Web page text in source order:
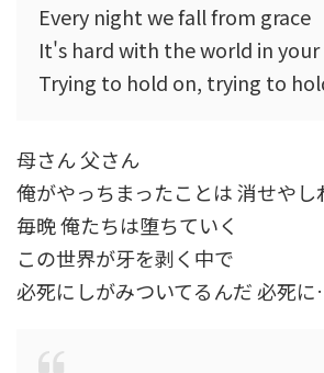
Every night we fall from grace
It's hard with the world in your
Trying to hold on, trying to
母さん 父さん
俺がやっちまったことは 消せやし
毎晩 俺たちは堕ちていく
この世界が牙を剥く中で
必死にしがみついてるんだ 必死